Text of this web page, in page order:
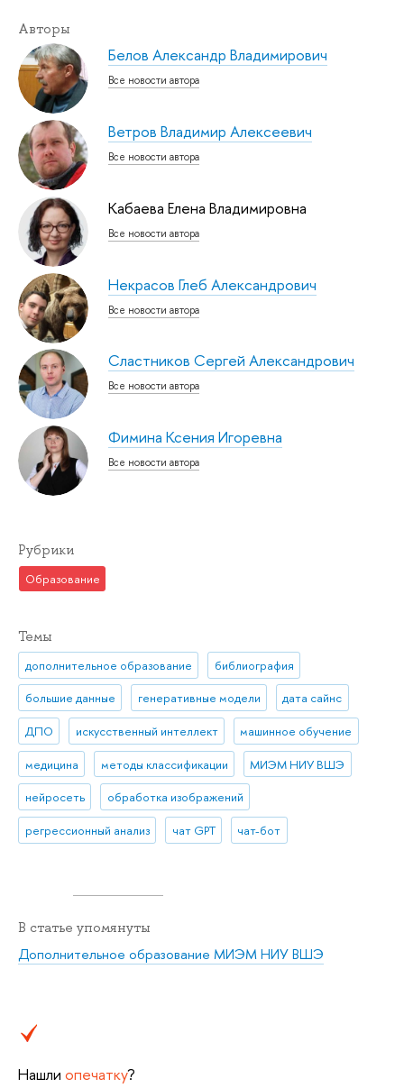
Авторы
Белов Александр Владимирович
Все новости автора
Ветров Владимир Алексеевич
Все новости автора
Кабаева Елена Владимировна
Все новости автора
Некрасов Глеб Александрович
Все новости автора
Сластников Сергей Александрович
Все новости автора
Фимина Ксения Игоревна
Все новости автора
Рубрики
Образование
Темы
дополнительное образование библиография
большие данные генеративные модели дата сайнс
ДПО искусственный интеллект машинное обучение
медицина методы классификации МИЭМ НИУ ВШЭ
нейросеть обработка изображений
регрессионный анализ чат GPT чат-бот
В статье упомянуты
Дополнительное образование МИЭМ НИУ ВШЭ
Нашли опечатку?